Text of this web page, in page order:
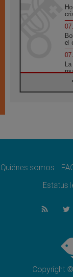
el
Quiénes somos
Estatus
Copyright